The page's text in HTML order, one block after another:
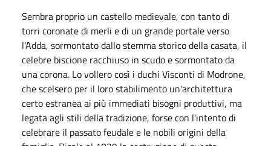
Sembra proprio un castello medievale, con tanto di
torri coronate di merli e di un grande portale verso
l'Adda, sormontato dallo stemma storico della casata, il
celebre biscione racchiuso in scudo e sormontato da
una corona. Lo vollero così i duchi Visconti di Modrone,
che scelsero per il loro stabilimento un'architettura
certo estranea ai più immediati bisogni produttivi, ma
legata agli stili della tradizione, forse con l'intento di
celebrare il passato feudale e le nobili origini della